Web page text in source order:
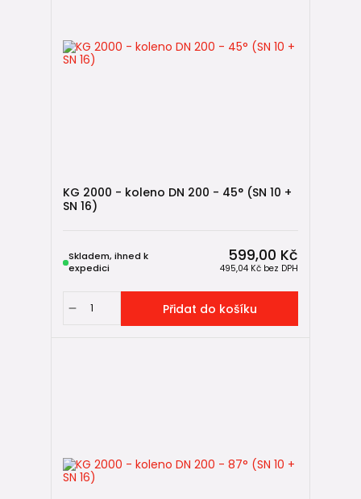
KG 2000 - koleno DN 200 - 45° (SN 10 +
SN 16)
599,00 Kč
495,04 Kč bez DPH
Skladem, ihned k
expedici
Přidat do košíku